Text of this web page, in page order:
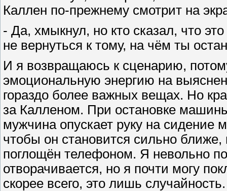
Каллен по-прежнему смотрит на
- Да, хмыкнул, но кто сказал, что
не вернуться к тому, на чём ты
И я возвращаюсь к сценарию,
эмоциональную энергию на
гораздо более важных вещах. Но
за Калленом. При остановке
мужчина опускает руку на сидение
чтобы он становится сильно
поглощён телефоном. Я невольно
отворачивается, но я почти могу
скорее всего, это лишь случайность.